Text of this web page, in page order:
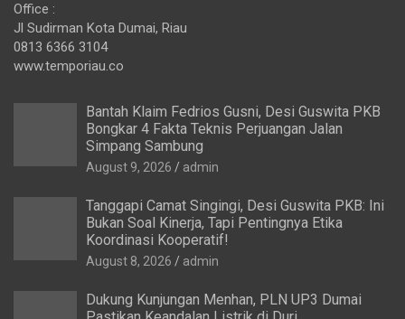
Office :
Jl Sudirman Kota Dumai, Riau
0813 6366 3104
www.temporiau.co
Bantah Klaim Fedrios Gusni, Desi Guswita PKB
Bongkar 4 Fakta Teknis Perjuangan Jalan
Simpang Sambung
August 9, 2026 admin
Tanggapi Camat Singingi, Desi Guswita PKB: Ini
Bukan Soal Kinerja, Tapi Pentingnya Etika
Koordinasi Kooperatif!
August 8, 2026 admin
Dukung Kunjungan Menhan, PLN UP3 Dumai